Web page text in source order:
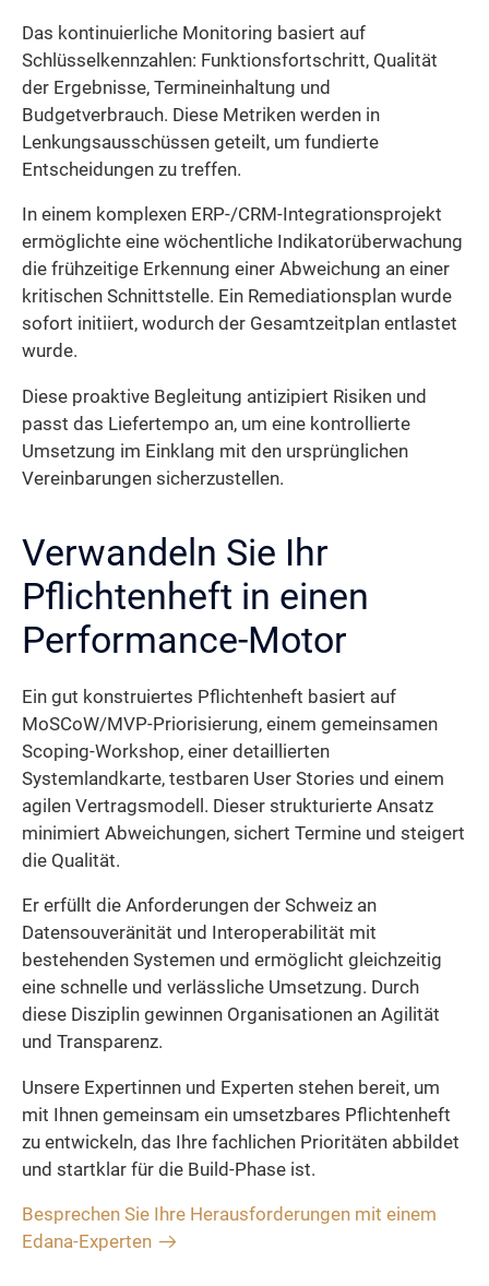
Das kontinuierliche Monitoring basiert auf
Schlüsselkennzahlen: Funktionsfortschritt, Qualität
der Ergebnisse, Termineinhaltung und
Budgetverbrauch. Diese Metriken werden in
Lenkungsausschüssen geteilt, um fundierte
Entscheidungen zu treffen.
In einem komplexen ERP-/CRM-Integrationsprojekt
ermöglichte eine wöchentliche Indikatorüberwachung
die frühzeitige Erkennung einer Abweichung an einer
kritischen Schnittstelle. Ein Remediationsplan wurde
sofort initiiert, wodurch der Gesamtzeitplan entlastet
wurde.
Diese proaktive Begleitung antizipiert Risiken und
passt das Liefertempo an, um eine kontrollierte
Umsetzung im Einklang mit den ursprünglichen
Vereinbarungen sicherzustellen.
Verwandeln Sie Ihr
Pflichtenheft in einen
Performance-Motor
Ein gut konstruiertes Pflichtenheft basiert auf
MoSCoW/MVP-Priorisierung, einem gemeinsamen
Scoping-Workshop, einer detaillierten
Systemlandkarte, testbaren User Stories und einem
agilen Vertragsmodell. Dieser strukturierte Ansatz
minimiert Abweichungen, sichert Termine und steigert
die Qualität.
Er erfüllt die Anforderungen der Schweiz an
Datensouveränität und Interoperabilität mit
bestehenden Systemen und ermöglicht gleichzeitig
eine schnelle und verlässliche Umsetzung. Durch
diese Disziplin gewinnen Organisationen an Agilität
und Transparenz.
Unsere Expertinnen und Experten stehen bereit, um
mit Ihnen gemeinsam ein umsetzbares Pflichtenheft
zu entwickeln, das Ihre fachlichen Prioritäten abbildet
und startklar für die Build-Phase ist.
Besprechen Sie Ihre Herausforderungen mit einem
Edana-Experten